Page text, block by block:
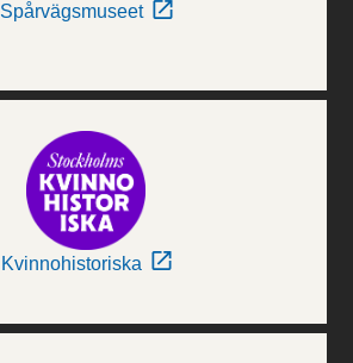
Spårvägsmuseet
Kvinnohistoriska